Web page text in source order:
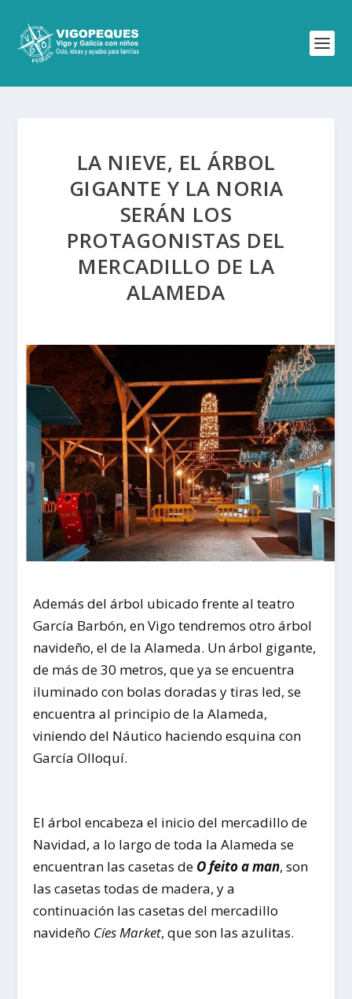
LA NIEVE, EL ÁRBOL
GIGANTE Y LA NORIA
SERÁN LOS
PROTAGONISTAS DEL
MERCADILLO DE LA
ALAMEDA
Además del árbol ubicado frente al teatro
García Barbón, en Vigo tendremos otro árbol
navideño, el de la Alameda. Un árbol gigante,
de más de 30 metros, que ya se encuentra
iluminado con bolas doradas y tiras led, se
encuentra al principio de la Alameda,
viniendo del Náutico haciendo esquina con
García Olloquí.
El árbol encabeza el inicio del mercadillo de
Navidad, a lo largo de toda la Alameda se
encuentran las casetas de O feito a man, son
las casetas todas de madera, y a
continuación las casetas del mercadillo
navideño Cíes Market, que son las azulitas.